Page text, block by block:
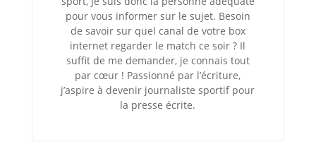
pour vous informer sur le sujet. Besoin
de savoir sur quel canal de votre box
internet regarder le match ce soir ? Il
suffit de me demander, je connais tout
par cœur ! Passionné par l’écriture,
j’aspire à devenir journaliste sportif pour
la presse écrite.